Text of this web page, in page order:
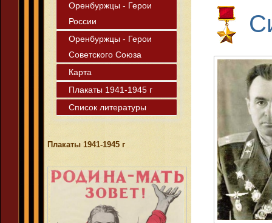
Оренбуржцы - Герои
России
Оренбуржцы - Герои
Советского Союза
Карта
Плакаты 1941-1945 г
Список литературы
Плакаты 1941-1945 г